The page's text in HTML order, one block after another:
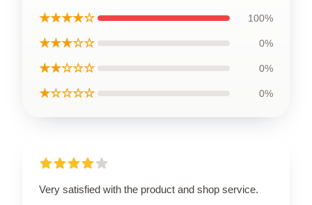
★★★★☆ 100%
★★★☆☆ 0%
★★☆☆☆ 0%
★☆☆☆☆ 0%
Very satisfied with the product and shop service.